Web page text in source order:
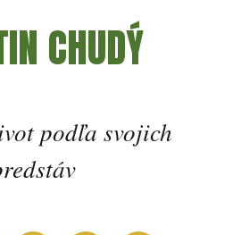
CHUDÝ
podľa svojich